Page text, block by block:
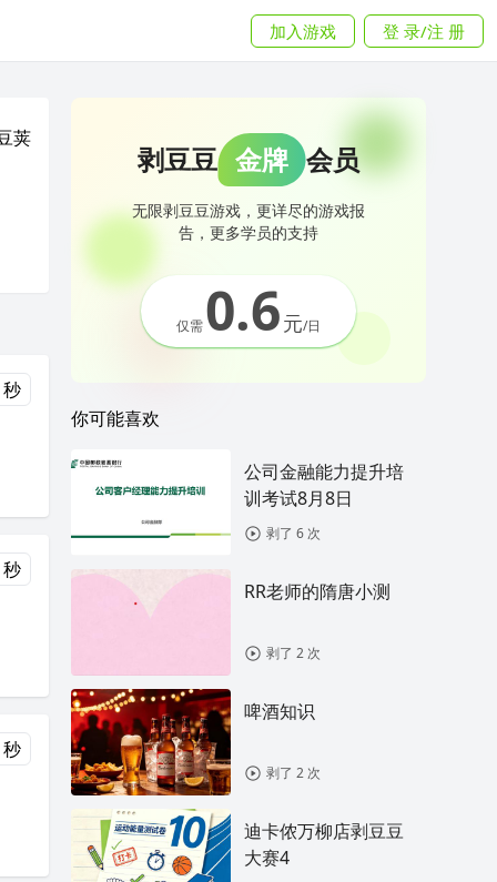
加入游戏 登 录/注 册
荚
剥豆豆 金牌 会员
无限剥豆豆游戏，更详尽的游戏报
告，更多学员的支持
仅需0.6元/日
你可能喜欢
公司金融能力提升培
训考试8月8日
剥了 6 次
RR老师的隋唐小测
剥了 2 次
啤酒知识
剥了 2 次
迪卡侬万柳店剥豆豆
大赛4